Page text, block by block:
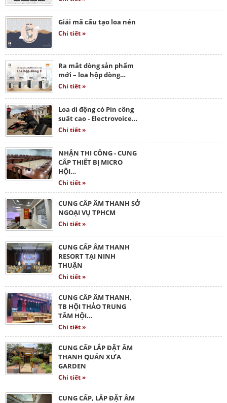
Giải mã cấu tạo loa nén
Chi tiết »
Ra mắt dòng sản phẩm
mới – loa hộp dòng…
Chi tiết »
Loa di động có Pin công
suất cao - Electrovoice…
Chi tiết »
NHẬN THI CÔNG - CUNG
CẤP THIẾT BỊ MICRO
HỘI…
Chi tiết »
CUNG CẤP ÂM THANH SỞ
NGOẠI VỤ TPHCM
Chi tiết »
CUNG CẤP ÂM THANH
RESORT TẠI NINH
THUẬN
Chi tiết »
CUNG CẤP ÂM THANH,
TB HỘI THẢO TRUNG
TÂM HỘI…
Chi tiết »
CUNG CẤP LẮP ĐẶT ÂM
THANH QUÁN XƯA
GARDEN
Chi tiết »
CUNG CẤP, LẮP ĐẶT ÂM